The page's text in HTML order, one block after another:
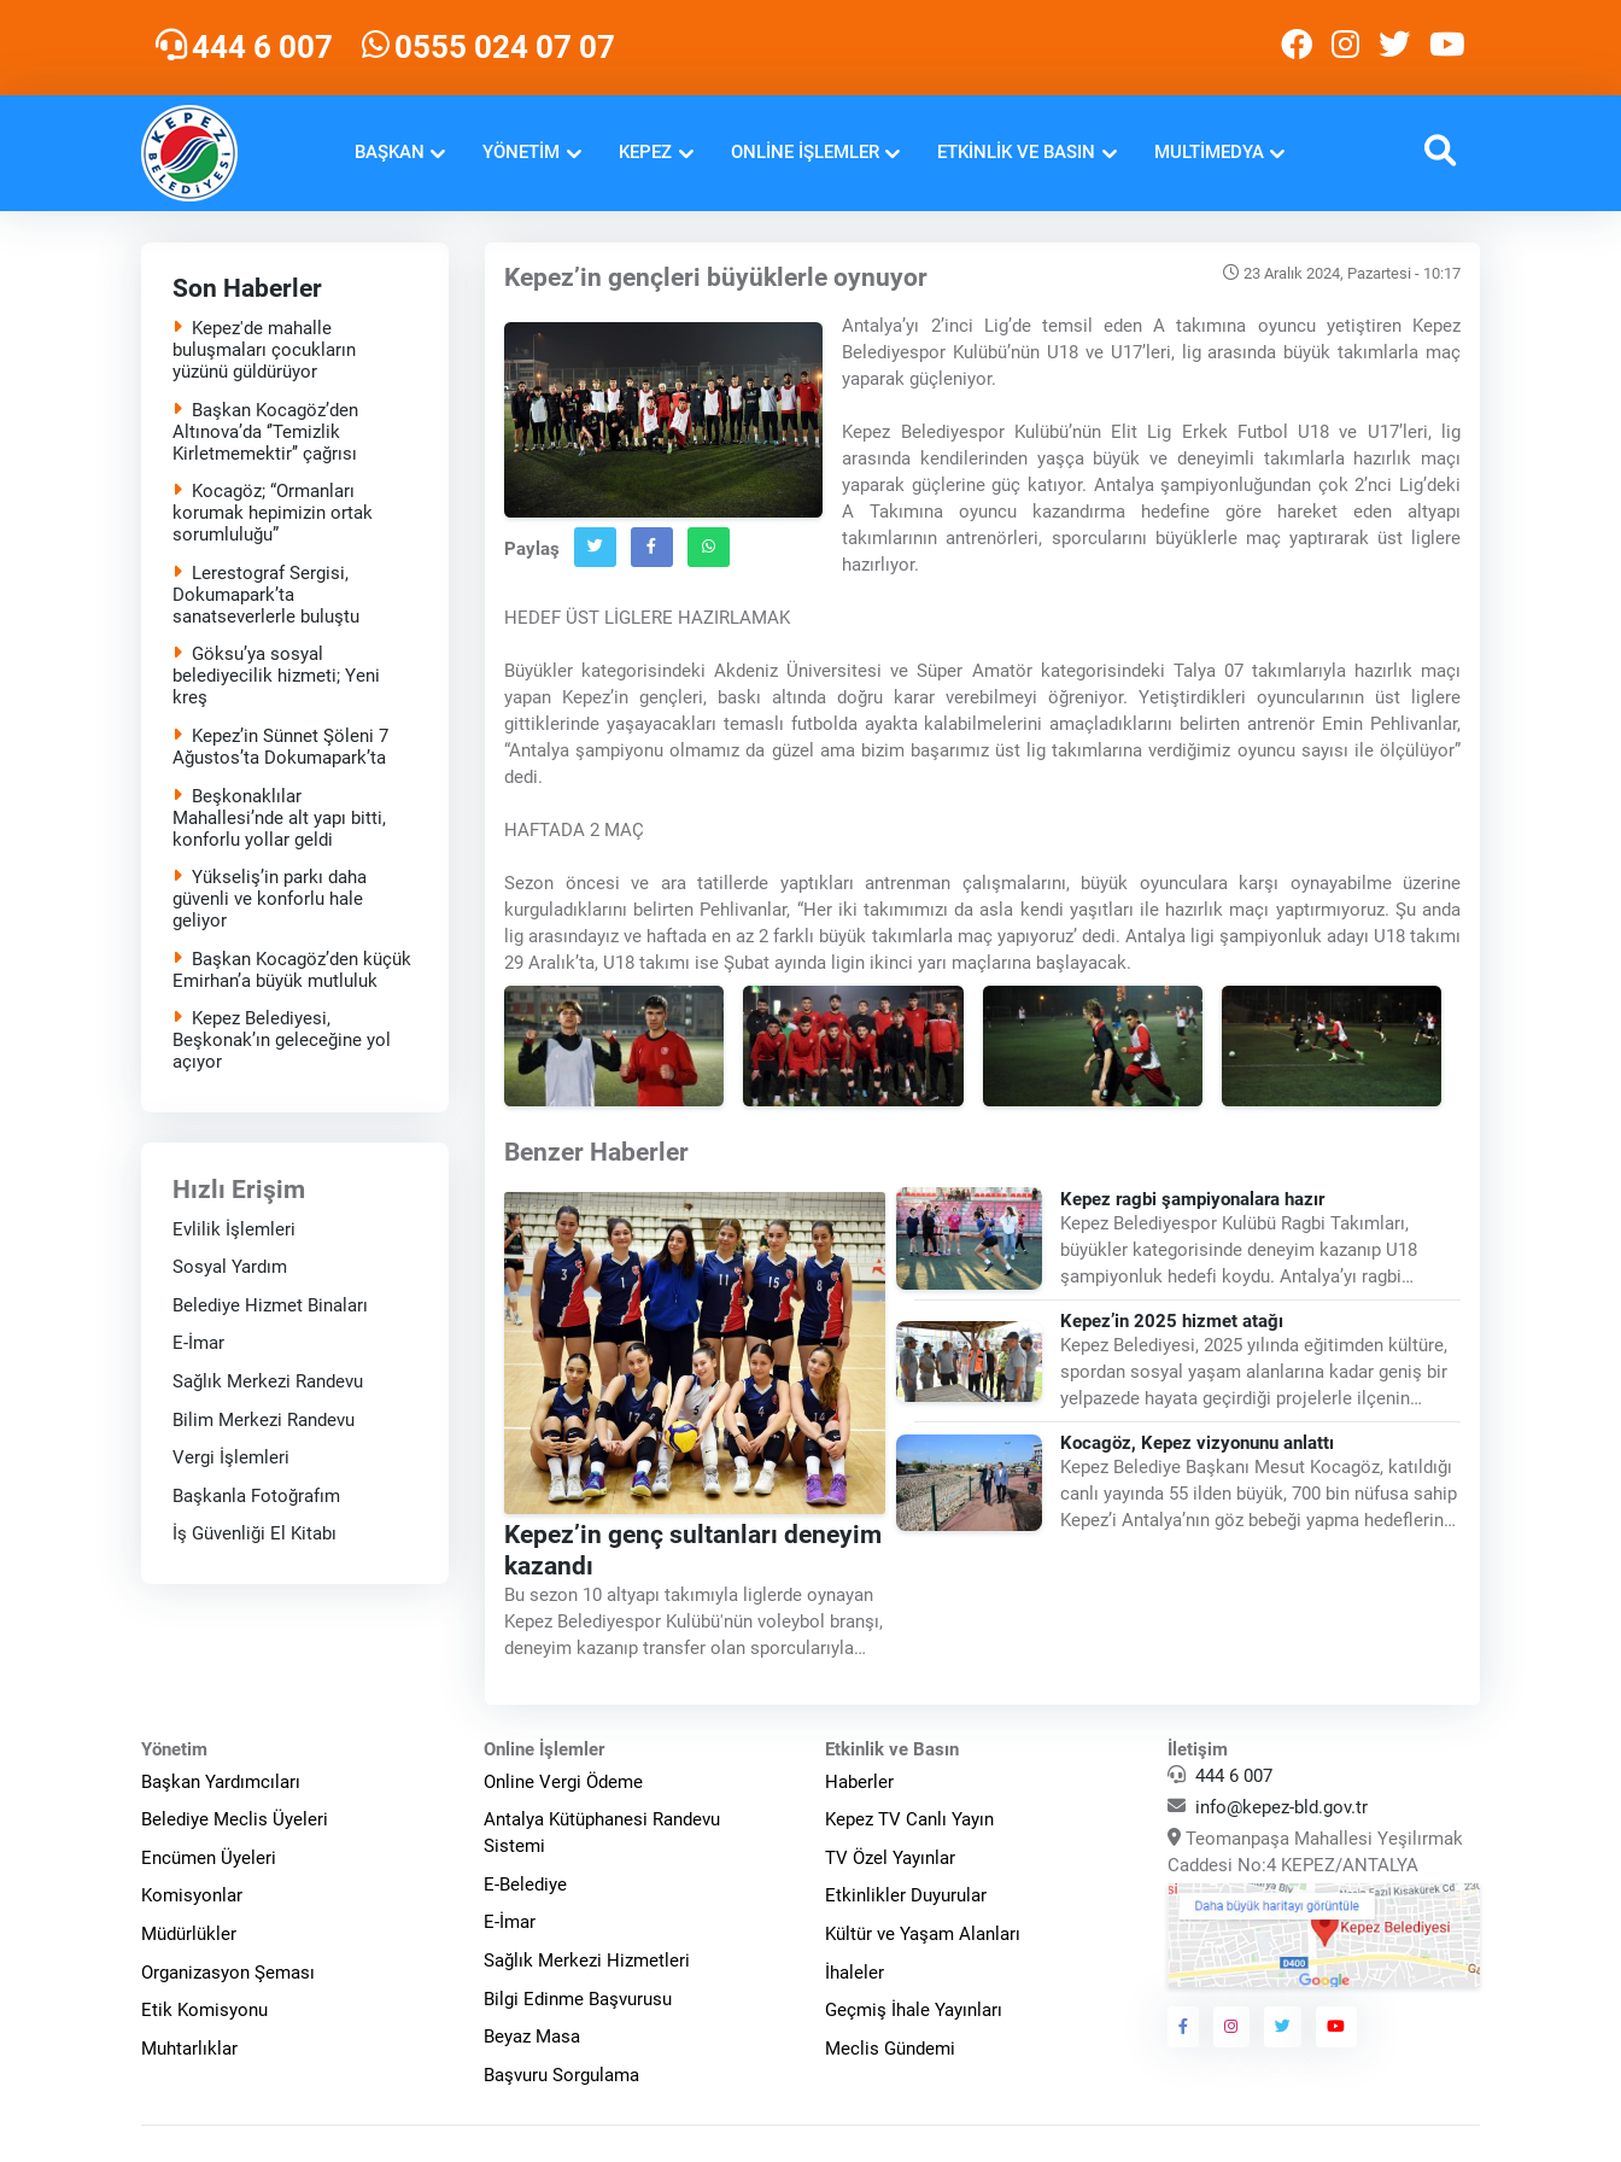
444 6 007 0555 024 07 07
BAŞKAN YÖNETIM KEPEZ ONLINE İŞLEMLER ETKINLIK VE BASIN MULTIMEDYA
Son Haberler
Kepez'de mahalle
buluşmaları çocukların
yüzünü güldürüyor
Başkan Kocagöz’den
Altınova’da ‘’Temizlik
Kirletmemektir’’ çağrısı
Kocagöz; “Ormanları
korumak hepimizin ortak
sorumluluğu”
Lerestograf Sergisi,
Dokumapark’ta
sanatseverlerle buluştu
Göksu’ya sosyal
belediyecilik hizmeti; Yeni
kreş
Kepez’in Sünnet Şöleni 7
Ağustos’ta Dokumapark’ta
Beşkonaklılar
Mahallesi’nde alt yapı bitti,
konforlu yollar geldi
Yükseliş’in parkı daha
güvenli ve konforlu hale
geliyor
Başkan Kocagöz’den küçük
Emirhan’a büyük mutluluk
Kepez Belediyesi,
Beşkonak’ın geleceğine yol
açıyor
Hızlı Erişim
Evlilik İşlemleri
Sosyal Yardım
Belediye Hizmet Binaları
E-İmar
Sağlık Merkezi Randevu
Bilim Merkezi Randevu
Vergi İşlemleri
Başkanla Fotoğrafım
İş Güvenliği El Kitabı
Kepez’in gençleri büyüklerle oynuyor 23 Aralık 2024, Pazartesi - 10:17
Paylaş
Antalya’yı 2’inci Lig’de temsil eden A takımına oyuncu yetiştiren Kepez
Belediyespor Kulübü’nün U18 ve U17’leri, lig arasında büyük takımlarla maç
yaparak güçleniyor.
Kepez Belediyespor Kulübü’nün Elit Lig Erkek Futbol U18 ve U17’leri, lig
arasında kendilerinden yaşça büyük ve deneyimli takımlarla hazırlık maçı
yaparak güçlerine güç katıyor. Antalya şampiyonluğundan çok 2’nci Lig’deki
A Takımına oyuncu kazandırma hedefine göre hareket eden altyapı
takımlarının antrenörleri, sporcularını büyüklerle maç yaptırarak üst liglere
hazırlıyor.
HEDEF ÜST LİGLERE HAZIRLAMAK
Büyükler kategorisindeki Akdeniz Üniversitesi ve Süper Amatör kategorisindeki Talya 07 takımlarıyla hazırlık maçı
yapan Kepez’in gençleri, baskı altında doğru karar verebilmeyi öğreniyor. Yetiştirdikleri oyuncularının üst liglere
gittiklerinde yaşayacakları temaslı futbolda ayakta kalabilmelerini amaçladıklarını belirten antrenör Emin Pehlivanlar,
“Antalya şampiyonu olmamız da güzel ama bizim başarımız üst lig takımlarına verdiğimiz oyuncu sayısı ile ölçülüyor”
dedi.
HAFTADA 2 MAÇ
Sezon öncesi ve ara tatillerde yaptıkları antrenman çalışmalarını, büyük oyunculara karşı oynayabilme üzerine
kurguladıklarını belirten Pehlivanlar, “Her iki takımımızı da asla kendi yaşıtları ile hazırlık maçı yaptırmıyoruz. Şu anda
lig arasındayız ve haftada en az 2 farklı büyük takımlarla maç yapıyoruz’ dedi. Antalya ligi şampiyonluk adayı U18 takımı
29 Aralık’ta, U18 takımı ise Şubat ayında ligin ikinci yarı maçlarına başlayacak.
Benzer Haberler
Kepez’in genç sultanları deneyim
kazandı
Bu sezon 10 altyapı takımıyla liglerde oynayan
Kepez Belediyespor Kulübü'nün voleybol branşı,
deneyim kazanıp transfer olan sporcularıyla
Kepez ragbi şampiyonalara hazır
Kepez Belediyespor Kulübü Ragbi Takımları,
büyükler kategorisinde deneyim kazanıp U18
şampiyonluk hedefi koydu. Antalya’yı ragbi
branşında temsil eden Kepez Belediyespor Kulübü
Ragbi
Kepez’in 2025 hizmet atağı
Kepez Belediyesi, 2025 yılında eğitimden kültüre,
spordan sosyal yaşam alanlarına kadar geniş bir
yelpazede hayata geçirdiği projelerle ilçenin
yaşam kalitesini yükseltti. İlçenin
Kocagöz, Kepez vizyonunu anlattı
Kepez Belediye Başkanı Mesut Kocagöz, katıldığı
canlı yayında 55 ilden büyük, 700 bin nüfusa sahip
Kepez’i Antalya’nın göz bebeği yapma hedeflerini
Yönetim
Başkan Yardımcıları
Belediye Meclis Üyeleri
Encümen Üyeleri
Komisyonlar
Müdürlükler
Organizasyon Şeması
Etik Komisyonu
Muhtarlıklar
Online İşlemler
Online Vergi Ödeme
Antalya Kütüphanesi Randevu
Sistemi
E-Belediye
E-İmar
Sağlık Merkezi Hizmetleri
Bilgi Edinme Başvurusu
Beyaz Masa
Başvuru Sorgulama
Etkinlik ve Basın
Haberler
Kepez TV Canlı Yayın
TV Özel Yayınlar
Etkinlikler Duyurular
Kültür ve Yaşam Alanları
İhaleler
Geçmiş İhale Yayınları
Meclis Gündemi
İletişim
444 6 007
info@kepez-bld.gov.tr
Teomanpaşa Mahallesi Yeşilırmak
Caddesi No:4 KEPEZ/ANTALYA